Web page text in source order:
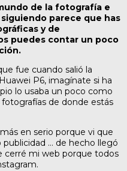
de la fotografía e
parece que has
y de
puedes contar un poco
fue cuando salió la
P6, imagínate si ha
lo usaba un poco como
de donde estás
en serio porque vi que
… de hecho llegó
cerré mi web porque todos